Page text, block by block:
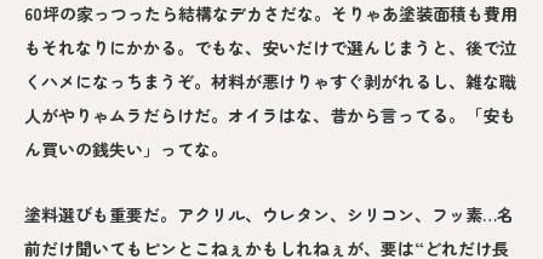
60坪の家っつったら結構なデカさだな。そりゃあ塗装面積も費用
もそれなりにかかる。でもな、安いだけで選んじまうと、後で泣
くハメになっちまうぞ。材料が悪けりゃすぐ剥がれるし、雑な職
人がやりゃムラだらけだ。オイラはな、昔から言ってる。「安も
ん買いの銭失い」ってな。
塗料選びも重要だ。アクリル、ウレタン、シリコン、フッ素…名
前だけ聞いてもピンとこねぇかもしれねぇが、要は“どれだけ長